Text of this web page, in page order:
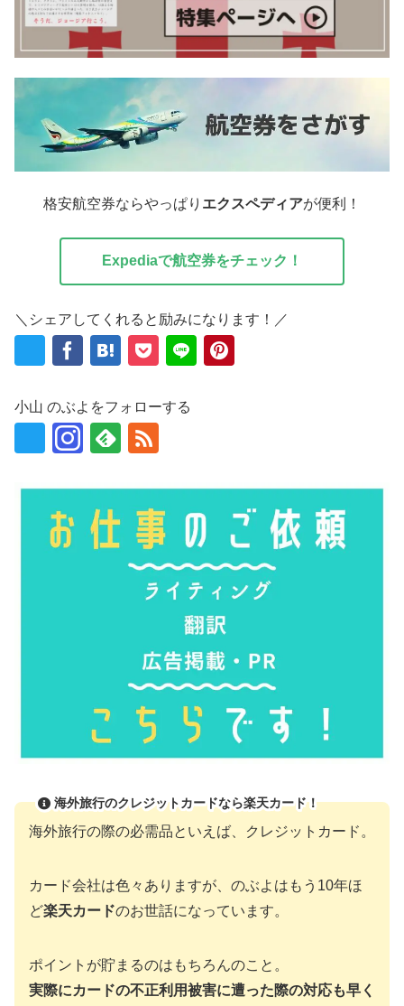
格安航空券ならやっぱり エクスペディアが便利！
Expediaで航空券をチェック！
＼シェアしてくれると励みになります！／
小山 のぶよをフォローする
海外旅行のクレジットカードなら楽天カード！
海外旅行の際の必需品といえば、クレジットカード。
カード会社は色々ありますが、のぶよはもう10年ほ
ど楽天カードのお世話になっています。
ポイントが貯まるのはもちろんのこと。
実際にカードの不正利用被害に遭った際の対応も早く